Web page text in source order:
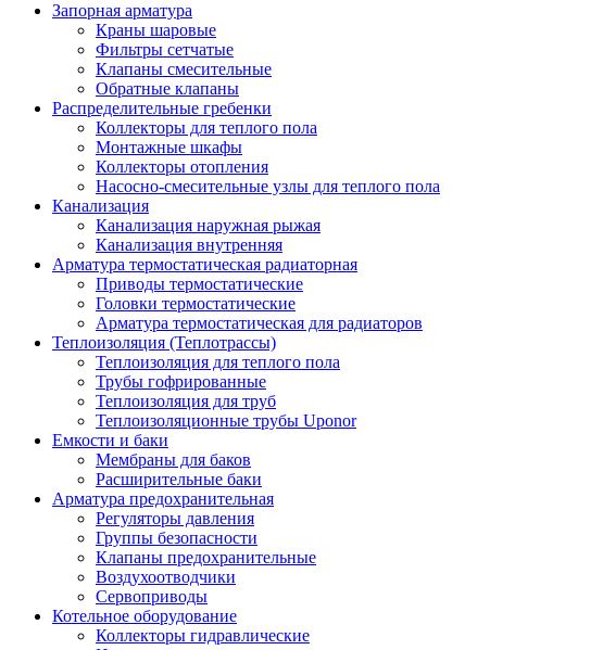
Запорная арматура
Краны шаровые
Фильтры сетчатые
Клапаны смесительные
Обратные клапаны
Распределительные гребенки
Коллекторы для теплого пола
Монтажные шкафы
Коллекторы отопления
Насосно-смесительные узлы для теплого пола
Канализация
Канализация наружная рыжая
Канализация внутренняя
Арматура термостатическая радиаторная
Приводы термостатические
Головки термостатические
Арматура термостатическая для радиаторов
Теплоизоляция (Теплотрассы)
Теплоизоляция для теплого пола
Трубы гофрированные
Теплоизоляция для труб
Теплоизоляционные трубы Uponor
Емкости и баки
Мембраны для баков
Расширительные баки
Арматура предохранительная
Регуляторы давления
Группы безопасности
Клапаны предохранительные
Воздухоотводчики
Сервоприводы
Котельное оборудование
Коллекторы гидравлические